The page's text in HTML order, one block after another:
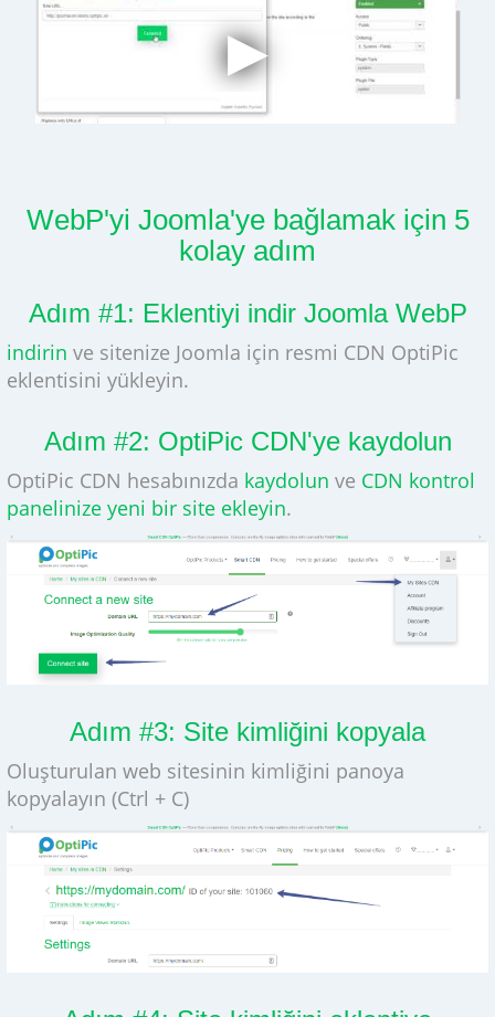
WebP'yi Joomla'ye bağlamak için 5
kolay adım
Adım #1: Eklentiyi indir Joomla WebP
indirin ve sitenize Joomla için resmi CDN OptiPic
eklentisini yükleyin.
Adım #2: OptiPic CDN'ye kaydolun
OptiPic CDN hesabınızda kaydolun ve CDN kontrol
panelinize yeni bir site ekleyin.
Adım #3: Site kimliğini kopyala
Oluşturulan web sitesinin kimliğini panoya
kopyalayın (Ctrl + C)